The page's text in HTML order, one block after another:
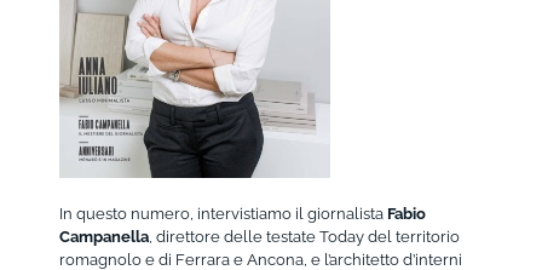
In questo numero, intervistiamo il giornalista Fabio
Campanella, direttore delle testate Today del territorio
romagnolo e di Ferrara e Ancona, e l’architetto d’interni